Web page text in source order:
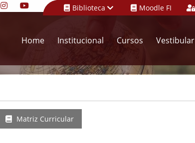
Biblioteca Moodle FI
Home Institucional Cursos Vestibular
Matriz Curricular